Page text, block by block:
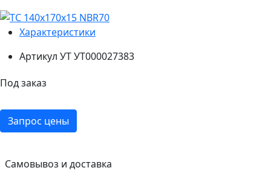
Характеристики
Артикул УТУТ000027383
Под заказ
Запрос цены
Самовывоз и доставка